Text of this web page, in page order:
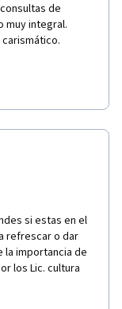
de
muy integral.
si estas en el
refrescar o dar
la importancia de
los Lic. cultura
y actividad
cada quien debe